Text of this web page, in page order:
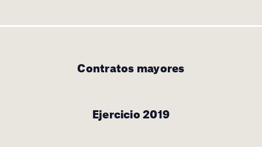
Contratos mayores
Ejercicio 2019